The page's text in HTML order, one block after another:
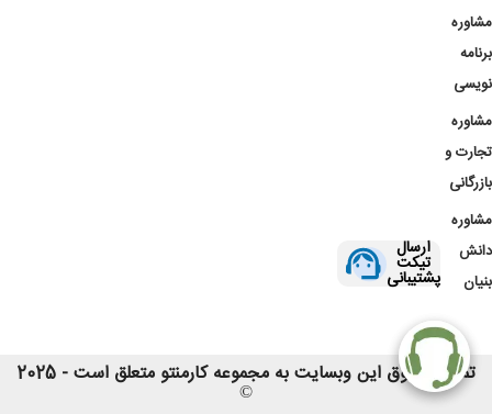
مشاوره
برنامه
نویسی
مشاوره
تجارت و
بازرگانی
مشاوره
دانش
بنیان
ارسال
تیکت
پشتیبانی
تمامی حقوق این وبسایت به مجموعه کارمنتو متعلق است - 2025
©